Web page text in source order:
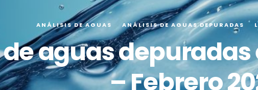
ANÁLISIS DE AGUAS ANÁLISIS DE AGUAS DEPURADAS
aguas depuradas
– Febrero